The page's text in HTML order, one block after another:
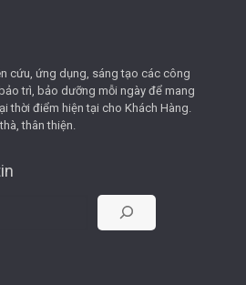
cứu, ứng dụng, sáng tạo các công
trì, bảo dưỡng mỗi ngày để mang
thời điểm hiện tại cho Khách Hàng.
thân thiện.